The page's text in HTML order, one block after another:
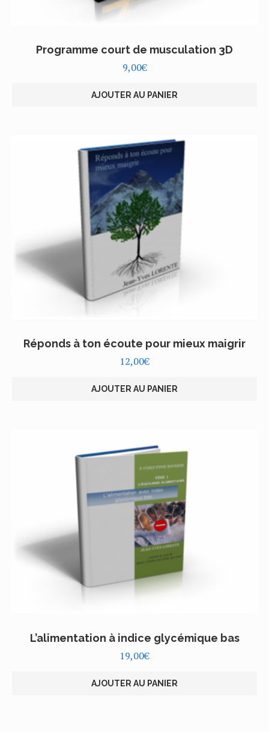
Programme court de musculation 3D
9,00€
AJOUTER AU PANIER
Réponds à ton écoute pour mieux maigrir
12,00€
AJOUTER AU PANIER
L’alimentation à indice glycémique bas
19,00€
AJOUTER AU PANIER